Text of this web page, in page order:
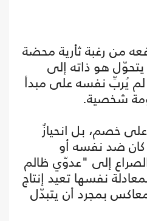
من رغبة ثأرية محضة
هو ذاته إلى
يُربِّ نفسه على مبدأ
شخصية.
خصم، بل انحيازٌ
كان ضد نفسه أو
إلى "عدوّي ظالم
نفسها تعيد إنتاج
بمجرد أن يتبدّل